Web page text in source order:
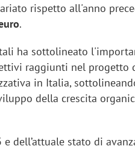
rispetto all'anno
.
ha sottolineato
raggiunti nel progetto
in Italia,
della crescita
dell’attuale stato di